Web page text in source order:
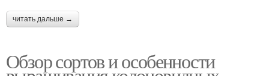
читать дальше →
Обзор сортов и особенности